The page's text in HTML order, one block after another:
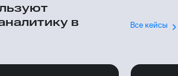
в
Все кейсы